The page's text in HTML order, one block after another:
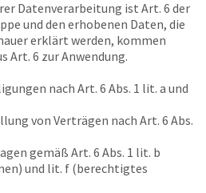
Datenverarbeitung ist Art. 6 der
und den erhobenen Daten, die
erklärt werden, kommen
Art. 6 zur Anwendung.
nach Art. 6 Abs. 1 lit. a und
von Verträgen nach Art. 6 Abs.
gemäß Art. 6 Abs. 1 lit. b
und lit. f (berechtigtes